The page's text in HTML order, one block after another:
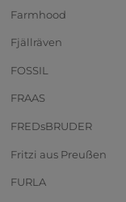
Farmhood
Fjällräven
FOSSIL
FRAAS
FREDsBRUDER
Fritzi aus Preußen
FURLA